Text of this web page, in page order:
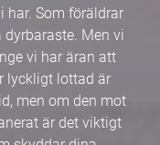
har. Som föräldrar
Men vi
vi har äran att
lyckligt lottad är
men om den mot
är det viktigt